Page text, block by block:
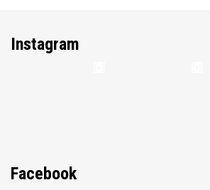
Instagram
Facebook